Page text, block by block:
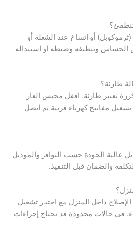
أو اتساخ عند الشعلة أو
وتنظيفه وضبطه أو استبداله
طارئة؟
تعتبر طارئة. اقفل محبس الغاز
مفاتيح كهرباء قريبة ثم اتصل
عالية الجودة حسب التوافر والموديل
والضمان قبل التنفيذ.
داخل المنزل مع اختبار تشغيل
في حالات محدودة قد تحتاج إجراءات